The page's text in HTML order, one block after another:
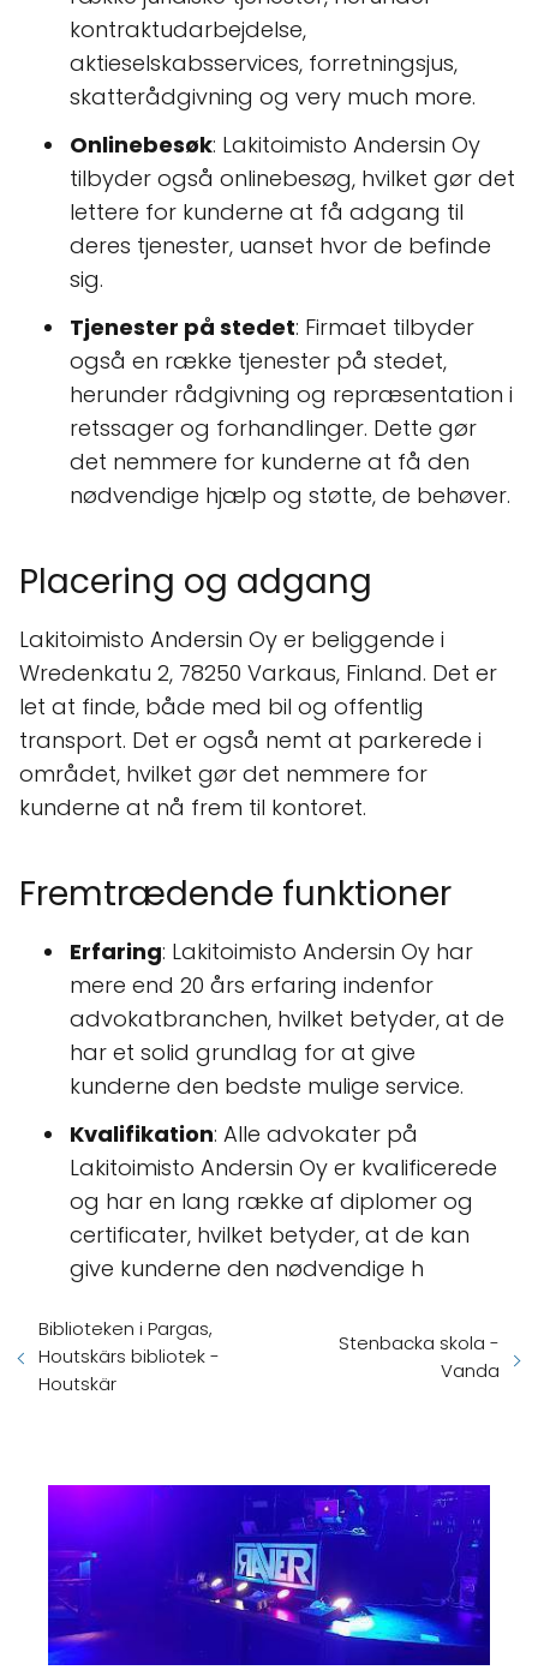
kontraktudarbejdelse,
aktieselskabsservices, forretningsjus,
skatterådgivning og very much more.
Onlinebesøk: Lakitoimisto Andersin Oy
tilbyder også onlinebesøg, hvilket gør det
lettere for kunderne at få adgang til
deres tjenester, uanset hvor de befinde
sig.
Tjenester på stedet: Firmaet tilbyder
også en række tjenester på stedet,
herunder rådgivning og repræsentation i
retssager og forhandlinger. Dette gør
det nemmere for kunderne at få den
nødvendige hjælp og støtte, de behøver.
Placering og adgang
Lakitoimisto Andersin Oy er beliggende i
Wredenkatu 2, 78250 Varkaus, Finland. Det er
let at finde, både med bil og offentlig
transport. Det er også nemt at parkerede i
området, hvilket gør det nemmere for
kunderne at nå frem til kontoret.
Fremtrædende funktioner
Erfaring: Lakitoimisto Andersin Oy har
mere end 20 års erfaring indenfor
advokatbranchen, hvilket betyder, at de
har et solid grundlag for at give
kunderne den bedste mulige service.
Kvalifikation: Alle advokater på
Lakitoimisto Andersin Oy er kvalificerede
og har en lang række af diplomer og
certificater, hvilket betyder, at de kan
give kunderne den nødvendige h
Biblioteken i Pargas,
Houtskärs bibliotek -
Houtskär
Stenbacka skola -
Vanda